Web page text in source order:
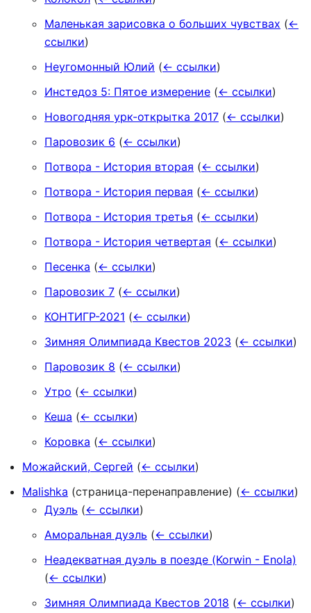
Маленькая зарисовка о больших чувствах (←
ссылки)
Неугомонный Юлий (← ссылки)
Инстедоз 5: Пятое измерение (← ссылки)
Новогодняя урк-открытка 2017 (← ссылки)
Паровозик 6 (← ссылки)
Потвора - История вторая (← ссылки)
Потвора - История первая (← ссылки)
Потвора - История третья (← ссылки)
Потвора - История четвертая (← ссылки)
Песенка (← ссылки)
Паровозик 7 (← ссылки)
КОНТИГР-2021 (← ссылки)
Зимняя Олимпиада Квестов 2023 (← ссылки)
Паровозик 8 (← ссылки)
Утро (← ссылки)
Кеша (← ссылки)
Коровка (← ссылки)
Можайский, Сергей (← ссылки)
Malishka (страница-перенаправление) (← ссылки)
Дуэль (← ссылки)
Аморальная дуэль (← ссылки)
Неадекватная дуэль в поезде (Korwin - Enola)
(← ссылки)
Зимняя Олимпиада Квестов 2018 (← ссылки)